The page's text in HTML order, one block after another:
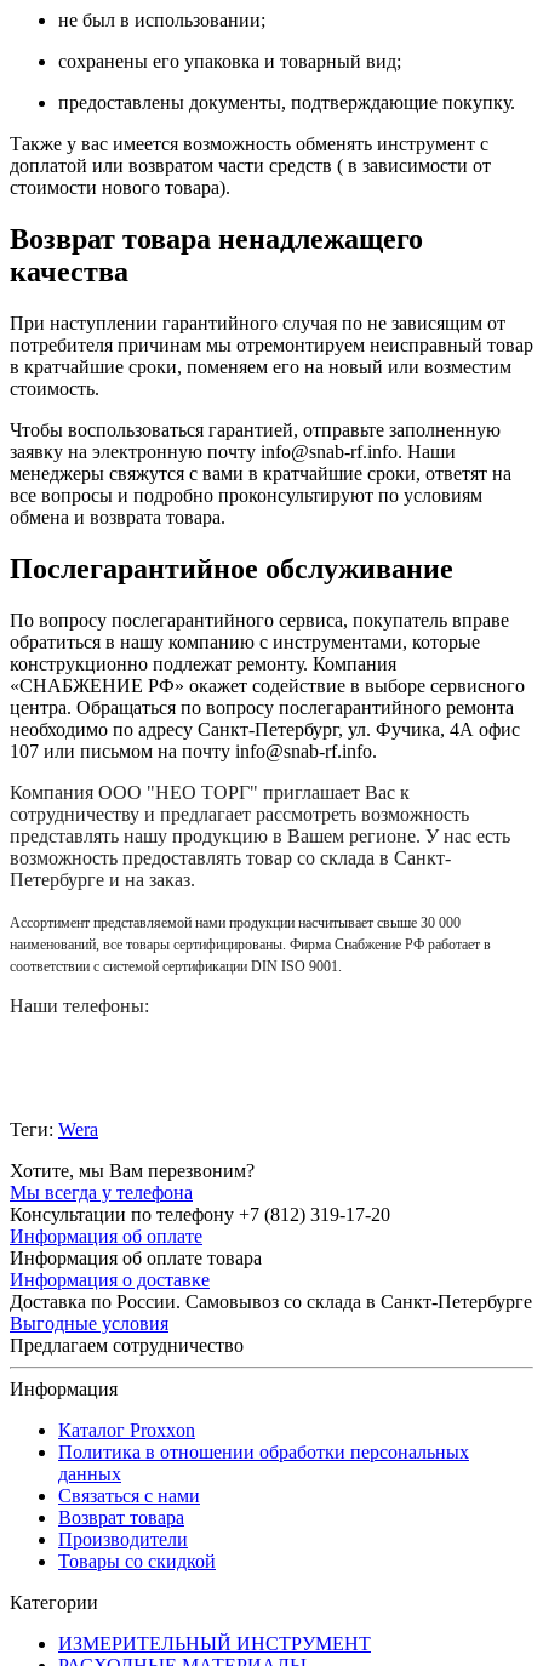
не был в использовании;
сохранены его упаковка и товарный вид;
предоставлены документы, подтверждающие покупку.
Также у вас имеется возможность обменять инструмент с
доплатой или возвратом части средств ( в зависимости от
стоимости нового товара).
Возврат товара ненадлежащего
качества
При наступлении гарантийного случая по не зависящим от
потребителя причинам мы отремонтируем неисправный товар
в кратчайшие сроки, поменяем его на новый или возместим
стоимость.
Чтобы воспользоваться гарантией, отправьте заполненную
заявку на электронную почту info@snab-rf.info. Наши
менеджеры свяжутся с вами в кратчайшие сроки, ответят на
все вопросы и подробно проконсультируют по условиям
обмена и возврата товара.
Послегарантийное обслуживание
По вопросу послегарантийного сервиса, покупатель вправе
обратиться в нашу компанию с инструментами, которые
конструкционно подлежат ремонту. Компания
«СНАБЖЕНИЕ РФ» окажет содействие в выборе сервисного
центра. Обращаться по вопросу послегарантийного ремонта
необходимо по адресу Санкт-Петербург, ул. Фучика, 4А офис
107 или письмом на почту info@snab-rf.info.
Компания ООО "НЕО ТОРГ" приглашает Вас к
сотрудничеству и предлагает рассмотреть возможность
представлять нашу продукцию в Вашем регионе. У нас есть
возможность предоставлять товар со склада в Санкт-
Петербурге и на заказ.
Ассортимент представляемой нами продукции насчитывает свыше 30 000
наименований, все товары сертифицированы. Фирма Снабжение РФ работает в
соответствии с системой сертификации DIN ISO 9001.
Наши телефоны:
Теги: Wera
Хотите, мы Вам перезвоним?
Мы всегда у телефона
Консультации по телефону +7 (812) 319-17-20
Информация об оплате
Информация об оплате товара
Информация о доставке
Доставка по России. Самовывоз со склада в Санкт-Петербурге
Выгодные условия
Предлагаем сотрудничество
Информация
Каталог Proxxon
Политика в отношении обработки персональных
данных
Связаться с нами
Возврат товара
Производители
Товары со скидкой
Категории
ИЗМЕРИТЕЛЬНЫЙ ИНСТРУМЕНТ